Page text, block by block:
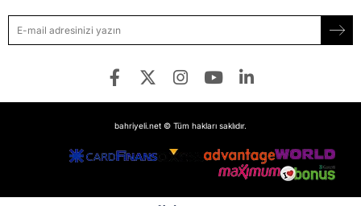
bahriyeli.net © Tüm hakları saklıdır.